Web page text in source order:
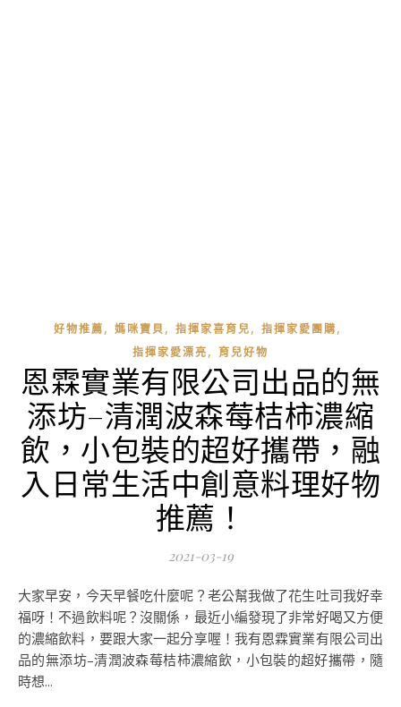
好物推薦, 媽咪寶貝, 指揮家喜育兒, 指揮家愛團購,
指揮家愛漂亮, 育兒好物
恩霖實業有限公司出品的無
添坊–清潤波森莓桔柿濃縮
飲，小包裝的超好攜帶，融
入日常生活中創意料理好物
推薦！
2021-03-19
大家早安，今天早餐吃什麼呢？老公幫我做了花生吐司我好幸
福呀！不過飲料呢？沒關係，最近小編發現了非常好喝又方便
的濃縮飲料，要跟大家一起分享喔！我有恩霖實業有限公司出
品的無添坊–清潤波森莓桔柿濃縮飲，小包裝的超好攜帶，隨
時想...